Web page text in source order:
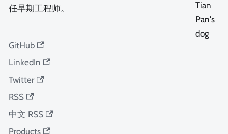
任早期工程师。
GitHub
LinkedIn
Twitter
RSS
中文 RSS
Products